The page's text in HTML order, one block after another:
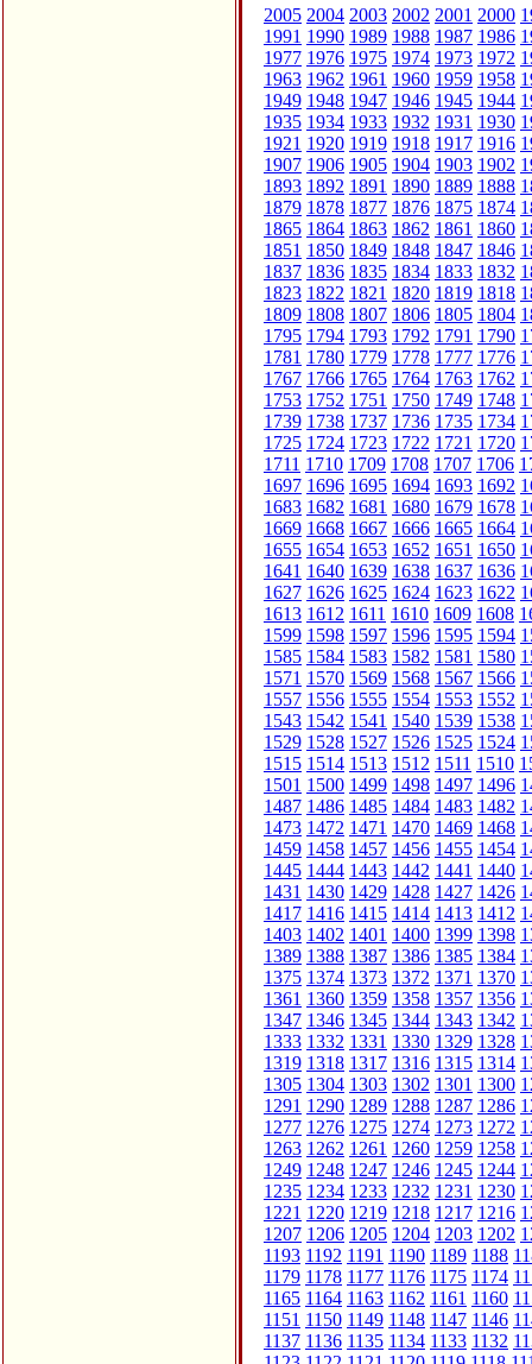
2005 2004 2003 2002 2001 2000
1991 1990 1989 1988 1987 1986
1977 1976 1975 1974 1973 1972
1963 1962 1961 1960 1959 1958
1949 1948 1947 1946 1945 1944
1935 1934 1933 1932 1931 1930
1921 1920 1919 1918 1917 1916
1907 1906 1905 1904 1903 1902
1893 1892 1891 1890 1889 1888
1879 1878 1877 1876 1875 1874
1865 1864 1863 1862 1861 1860
1851 1850 1849 1848 1847 1846
1837 1836 1835 1834 1833 1832
1823 1822 1821 1820 1819 1818
1809 1808 1807 1806 1805 1804
1795 1794 1793 1792 1791 1790
1781 1780 1779 1778 1777 1776
1767 1766 1765 1764 1763 1762
1753 1752 1751 1750 1749 1748
1739 1738 1737 1736 1735 1734
1725 1724 1723 1722 1721 1720
1711 1710 1709 1708 1707 1706
1697 1696 1695 1694 1693 1692
1683 1682 1681 1680 1679 1678
1669 1668 1667 1666 1665 1664
1655 1654 1653 1652 1651 1650
1641 1640 1639 1638 1637 1636
1627 1626 1625 1624 1623 1622
1613 1612 1611 1610 1609 1608
1599 1598 1597 1596 1595 1594
1585 1584 1583 1582 1581 1580
1571 1570 1569 1568 1567 1566
1557 1556 1555 1554 1553 1552
1543 1542 1541 1540 1539 1538
1529 1528 1527 1526 1525 1524
1515 1514 1513 1512 1511 1510
1501 1500 1499 1498 1497 1496
1487 1486 1485 1484 1483 1482
1473 1472 1471 1470 1469 1468
1459 1458 1457 1456 1455 1454
1445 1444 1443 1442 1441 1440
1431 1430 1429 1428 1427 1426
1417 1416 1415 1414 1413 1412
1403 1402 1401 1400 1399 1398
1389 1388 1387 1386 1385 1384
1375 1374 1373 1372 1371 1370
1361 1360 1359 1358 1357 1356
1347 1346 1345 1344 1343 1342
1333 1332 1331 1330 1329 1328
1319 1318 1317 1316 1315 1314
1305 1304 1303 1302 1301 1300
1291 1290 1289 1288 1287 1286
1277 1276 1275 1274 1273 1272
1263 1262 1261 1260 1259 1258
1249 1248 1247 1246 1245 1244
1235 1234 1233 1232 1231 1230
1221 1220 1219 1218 1217 1216
1207 1206 1205 1204 1203 1202
1193 1192 1191 1190 1189 1188
1179 1178 1177 1176 1175 1174
1165 1164 1163 1162 1161 1160
1151 1150 1149 1148 1147 1146
1137 1136 1135 1134 1133 1132